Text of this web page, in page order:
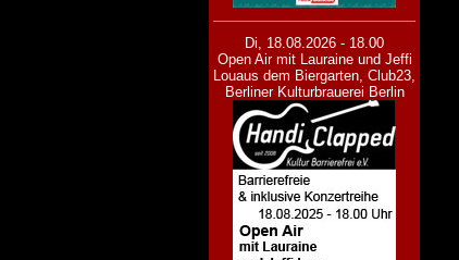
Di, 18.08.2026 - 18.00
Open Air mit Lauraine und Jeffi
Louaus dem Biergarten, Club23,
Berliner Kulturbrauerei Berlin